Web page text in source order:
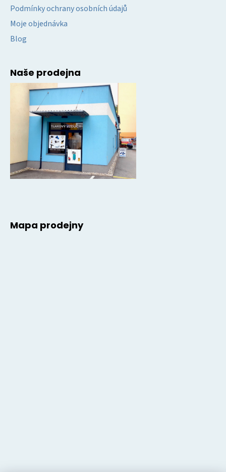
Podmínky ochrany osobních údajů
Moje objednávka
Blog
Naše prodejna
Mapa prodejny